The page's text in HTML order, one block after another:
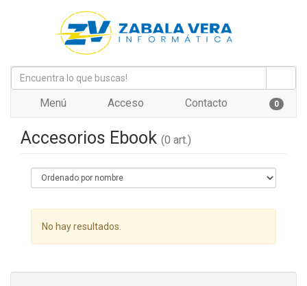
Menú Acceso Contacto 0
Accesorios Ebook (0 art.)
No hay resultados.